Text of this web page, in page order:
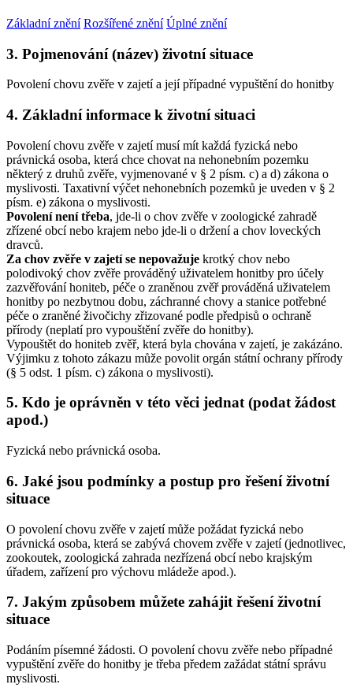
Základní znění Rozšířené znění Úplné znění
3. Pojmenování (název) životní situace
Povolení chovu zvěře v zajetí a její případné vypuštění do honitby
4. Základní informace k životní situaci
Povolení chovu zvěře v zajetí musí mít každá fyzická nebo
právnická osoba, která chce chovat na nehonebním pozemku
některý z druhů zvěře, vyjmenované v § 2 písm. c) a d) zákona o
myslivosti. Taxativní výčet nehonebních pozemků je uveden v § 2
písm. e) zákona o myslivosti.
Povolení není třeba, jde-li o chov zvěře v zoologické zahradě
zřízené obcí nebo krajem nebo jde-li o držení a chov loveckých
dravců.
Za chov zvěře v zajetí se nepovažuje krotký chov nebo
polodivoký chov zvěře prováděný uživatelem honitby pro účely
zazvěřování honiteb, péče o zraněnou zvěř prováděná uživatelem
honitby po nezbytnou dobu, záchranné chovy a stanice potřebné
péče o zraněné živočichy zřizované podle předpisů o ochraně
přírody (neplatí pro vypouštění zvěře do honitby).
Vypouštět do honiteb zvěř, která byla chována v zajetí, je zakázáno.
Výjimku z tohoto zákazu může povolit orgán státní ochrany přírody
(§ 5 odst. 1 písm. c) zákona o myslivosti).
5. Kdo je oprávněn v této věci jednat (podat žádost
apod.)
Fyzická nebo právnická osoba.
6. Jaké jsou podmínky a postup pro řešení životní
situace
O povolení chovu zvěře v zajetí může požádat fyzická nebo
právnická osoba, která se zabývá chovem zvěře v zajetí (jednotlivec,
zookoutek, zoologická zahrada nezřízená obcí nebo krajským
úřadem, zařízení pro výchovu mládeže apod.).
7. Jakým způsobem můžete zahájit řešení životní
situace
Podáním písemné žádosti. O povolení chovu zvěře nebo případné
vypuštění zvěře do honitby je třeba předem zažádat státní správu
myslivosti.